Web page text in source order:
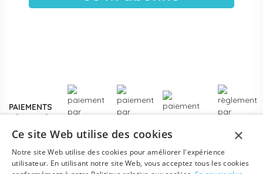
devis pour collectivités.
ou un renouvellement de matériel.
PAIEMENTS
×
Ce site Web utilise des cookies
Notre site Web utilise des cookies pour améliorer l'expérience
utilisateur. En utilisant notre site Web, vous acceptez tous les cookies